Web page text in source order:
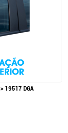
19517 DGA